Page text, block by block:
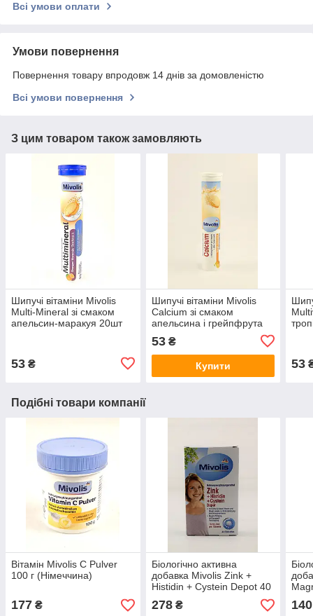
Всі умови оплати
Умови повернення
Повернення товару впродовж 14 днів за домовленістю
Всі умови повернення
З цим товаром також замовляють
Шипучі вітаміни Mivolis
Multi-Mineral зі смаком
апельсин-маракуя 20шт
53 ₴
Шипучі вітаміни Mivolis
Calcium зі смаком
апельсина і грейпфрута
20 таблеток (Німеччина)
53₴
Купити 53
Подібні товари компанії
Вітамін Mivolis C Pulver
100 г (Німеччина)
177 ₴
Біологічно активна
добавка Mivolis Zink +
Histidin + Cystein Depot 40
таблеток (Німеччина)
278₴ 140